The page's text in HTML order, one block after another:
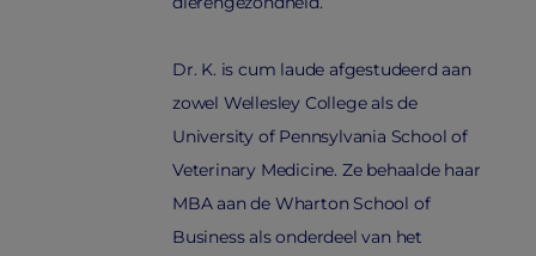
Dr. K. is cum laude afgestudeerd aan
zowel Wellesley College als de
University of Pennsylvania School of
Veterinary Medicine. Ze behaalde haar
MBA aan de Wharton School of
Business als onderdeel van het